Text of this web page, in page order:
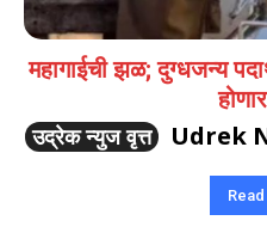
महागाईची झळ; दुग्धजन्य
उद्रेक न्युज वृत्त
Udrek